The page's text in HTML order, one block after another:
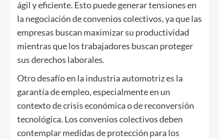
ágil y eficiente. Esto puede generar tensiones en
la negociación de convenios colectivos, ya que las
empresas buscan maximizar su productividad
mientras que los trabajadores buscan proteger
sus derechos laborales.
Otro desafío en la industria automotriz es la
garantía de empleo, especialmente en un
contexto de crisis económica o de reconversión
tecnológica. Los convenios colectivos deben
contemplar medidas de protección para los